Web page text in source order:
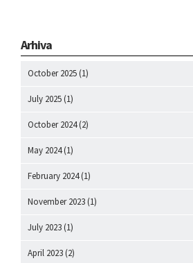
Arhiva
October 2025 (1)
July 2025 (1)
October 2024(2)
May 2024(1)
February 2024(1)
November 2023 (1)
July 2023 (1)
April 2023 (2)